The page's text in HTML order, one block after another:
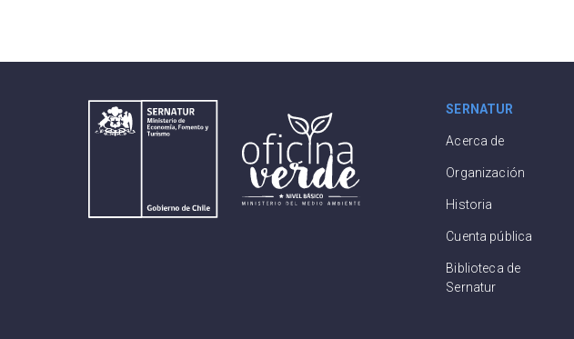
SERNATUR
Acerca de
Organización
Historia
Cuenta pública
Biblioteca de
Sernatur